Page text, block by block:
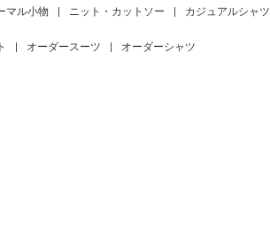
マル小物 ニット・カットソー カジュアルシャツ
オーダースーツ オーダーシャツ